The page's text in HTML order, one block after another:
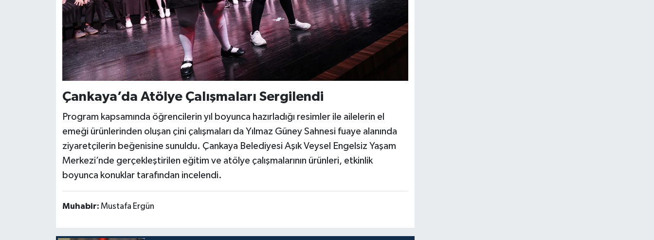
Çankaya’da Atölye Çalışmaları Sergilendi
Program kapsamında öğrencilerin yıl boyunca hazırladığı resimler ile ailelerin el
emeği ürünlerinden oluşan çini çalışmaları da Yılmaz Güney Sahnesi fuaye alanında
ziyaretçilerin beğenisine sunuldu. Çankaya Belediyesi Aşık Veysel Engelsiz Yaşam
Merkezi’nde gerçekleştirilen eğitim ve atölye çalışmalarının ürünleri, etkinlik
boyunca konuklar tarafından incelendi.
Muhabir: Mustafa Ergün